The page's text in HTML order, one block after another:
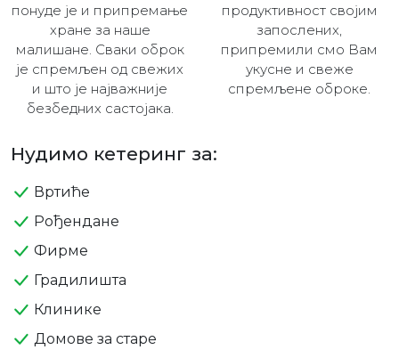
понуде је и припремање
хране за наше
малишане. Сваки оброк
је спремљен од свежих
и што је најважније
безбедних састојака.
продуктивност својим
запослених,
припремили смо Вам
укусне и свеже
спремљене оброке.
Нудимо кетеринг за:
Вртиће
Рођендане
Фирме
Градилишта
Клинике
Домове за старе